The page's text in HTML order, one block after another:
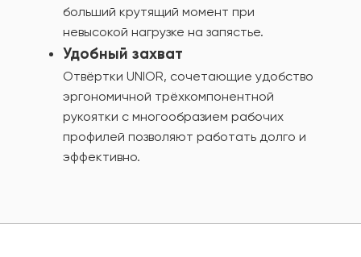
больший крутящий момент при
невысокой нагрузке на запястье.
Удобный захват
Отвёртки UNIOR, сочетающие удобство
эргономичной трёхкомпонентной
рукоятки с многообразием рабочих
профилей позволяют работать долго и
эффективно.